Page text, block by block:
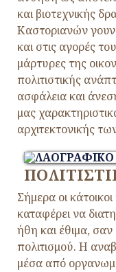
και βιοτεχνικής
Καστοριανών
και στις αγορές
μάρτυρες της
πολιτιστικής
ασφάλεια και
μας
αρχιτεκτονικής
Σήμερα οι
καταφέρει να
ήθη και έθιμα, σαν
πολιτισμού. Η
μέσα από